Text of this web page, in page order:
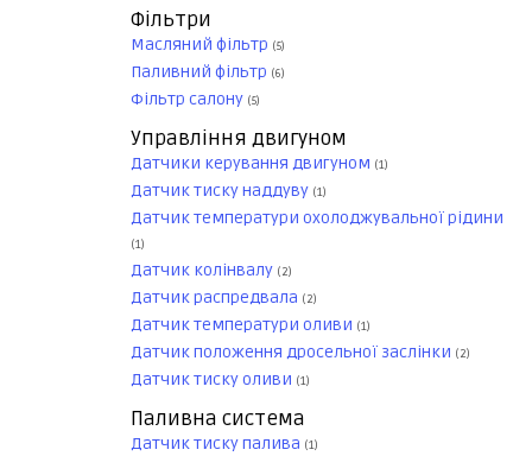
Фільтри
Масляний фільтр (5)
Паливний фільтр (6)
Фільтр салону (5)
Управління двигуном
Датчики керування двигуном (1)
Датчик тиску наддуву (1)
Датчик температури охолоджувальної рідини
(1)
Датчик колінвалу (2)
Датчик распредвала (2)
Датчик температури оливи (1)
Датчик положення дросельної заслінки (2)
Датчик тиску оливи (1)
Паливна система
Датчик тиску палива (1)